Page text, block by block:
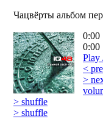
Чацвёрты альбом
0:00
0:00
Play
<
>
> shuffle
> shuffle